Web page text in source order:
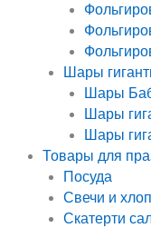
Шары
Шары
Шары
Шары
Товары для
Посуда
Свечи и
Скатерти